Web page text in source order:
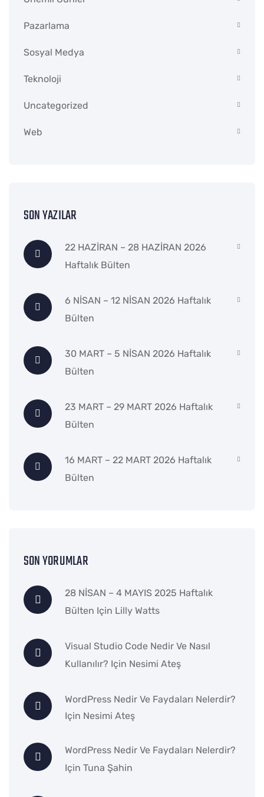
Pazarlama
Sosyal Medya
Teknoloji
Uncategorized
Web
SON YAZILAR
22 HAZİRAN – 28 HAZİRAN 2026
Haftalık Bülten
6 NİSAN – 12 NİSAN 2026 Haftalık
Bülten
30 MART – 5 NİSAN 2026 Haftalık
Bülten
23 MART – 29 MART 2026 Haftalık
Bülten
16 MART – 22 MART 2026 Haftalık
Bülten
SON YORUMLAR
28 NİSAN – 4 MAYIS 2025 Haftalık
Bülten Için Lilly Watts
Visual Studio Code Nedir Ve Nasıl
Kullanılır? Için Nesimi Ateş
WordPress Nedir Ve Faydaları Nelerdir?
Için Nesimi Ateş
WordPress Nedir Ve Faydaları Nelerdir?
Için Tuna Şahin